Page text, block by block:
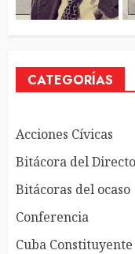
CATEGORÍAS
Acciones Cívicas
Bitácora del
Bitácoras del ocaso
Conferencia
Cuba Constituyente